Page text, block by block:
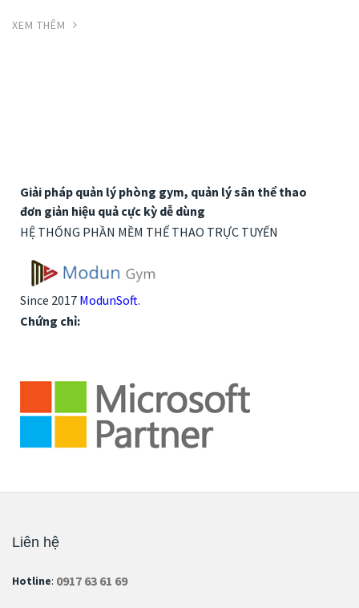
XEM THÊM
Giải pháp quản lý phòng gym, quản lý sân thể thao
đơn giản hiệu quả cực kỳ dễ dùng
HỆ THỐNG PHẦN MỀM THỂ THAO TRỰC TUYẾN
Since 2017 ModunSoft.
Chứng chỉ:
Liên hệ
Hotline: 0917 63 61 69